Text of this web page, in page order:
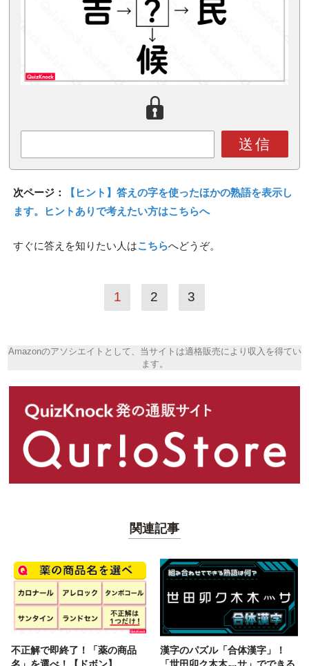
送信
次ページ：
【ヒント】答えの字を使ったほかの熟語を表示し
ます。ヒントありで考えたい方はこちらへ
すぐに答えを知りたい人はこちらへどうぞ。
1 2 3
Amazonのアソシエイトとして、当サイトは適格販売により収入を得てい
ます。
関連記事
不正解で即終了！「薬の商品
漢字のパズル「合体漢字」！